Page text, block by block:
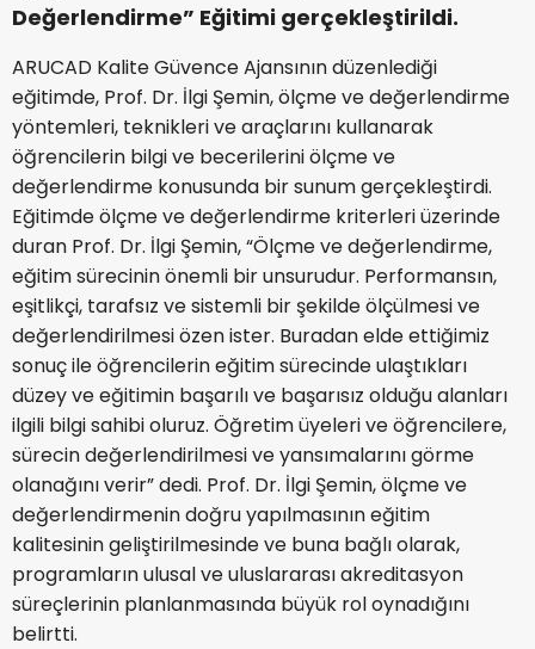
Değerlendirme” Eğitimi gerçekleştirildi.
ARUCAD Kalite Güvence Ajansının düzenlediği
eğitimde, Prof. Dr. İlgi Şemin, ölçme ve değerlendirme
yöntemleri, teknikleri ve araçlarını kullanarak
öğrencilerin bilgi ve becerilerini ölçme ve
değerlendirme konusunda bir sunum gerçekleştirdi.
Eğitimde ölçme ve değerlendirme kriterleri üzerinde
duran Prof. Dr. İlgi Şemin, “Ölçme ve değerlendirme,
eğitim sürecinin önemli bir unsurudur. Performansın,
eşitlikçi, tarafsız ve sistemli bir şekilde ölçülmesi ve
değerlendirilmesi özen ister. Buradan elde ettiğimiz
sonuç ile öğrencilerin eğitim sürecinde ulaştıkları
düzey ve eğitimin başarılı ve başarısız olduğu alanları
ilgili bilgi sahibi oluruz. Öğretim üyeleri ve öğrencilere,
sürecin değerlendirilmesi ve yansımalarını görme
olanağını verir” dedi. Prof. Dr. İlgi Şemin, ölçme ve
değerlendirmenin doğru yapılmasının eğitim
kalitesinin geliştirilmesinde ve buna bağlı olarak,
programların ulusal ve uluslararası akreditasyon
süreçlerinin planlanmasında büyük rol oynadığını
belirtti.